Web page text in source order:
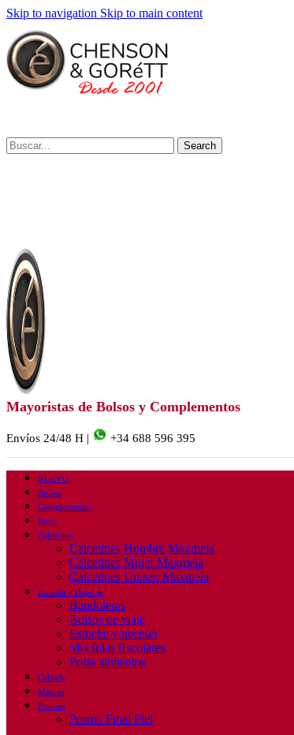
Skip to navigation Skip to main content
Search
Mayoristas de Bolsos y Complementos
Envíos 24/48 H | +34 688 596 395
NUEVO
Bolsos
Complementos
Ropa
Calcetines
Calcetines Hombre Maxmeia
Calcetines Mujer Maxmeia
Calcetines Unisex Maxmeia
Escuela y Deporte
Bandoleras
Bolsos de viaje
Estuche y neceser
Mochilas Escolares
Porta alimentos
Calzado
Marcas
Promos
Promo Final Piel